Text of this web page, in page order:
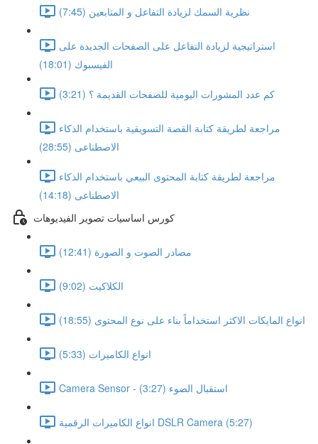
نظرية السمك لزيادة التفاعل و المتابعين (7:45)
استراتيجية لزيادة التفاعل على الصفحات الجديدة على
الفيسبوك (18:01)
كم عدد المشورات اليومية للصفحات القديمة ؟ (3:21)
مراجعة لطريقة كتابة القصة التسويقية باستخدام الذكاء
الاصطناعى (28:55)
مراجعة لطريقة كتابة المحتوى البيعي باستخدام الذكاء
الاصطناعى (14:18)
كورس اساسيات تصوير الفيديوهات
مصادر الصوت و الصورة (12:41)
الكلاكيت (9:02)
انواع المايكات الاكثر استخداماً بناء على نوع المحتوى (18:55)
انواع الكاميرات (5:33)
Camera Sensor - استقبال الضوء (3:27)
انواع الكاميرات الرقمية DSLR Camera (5:27)